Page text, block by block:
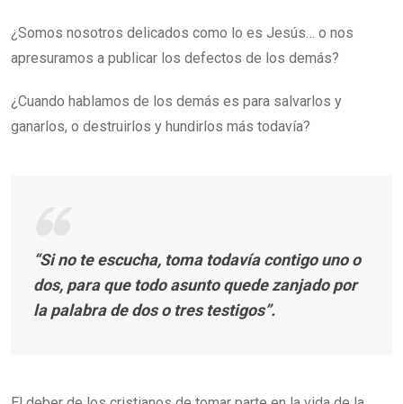
¿Somos nosotros delicados como lo es Jesús… o nos
apresuramos a publicar los defectos de los demás?
¿Cuando hablamos de los demás es para salvarlos y
ganarlos, o destruirlos y hundirlos más todavía?
“Si no te escucha, toma todavía contigo uno o
dos, para que todo asunto quede zanjado por
la palabra de dos o tres testigos”.